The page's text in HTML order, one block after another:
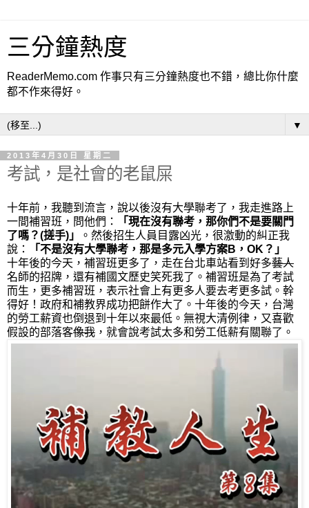
三分鐘熱度
ReaderMemo.com 作事只有三分鐘熱度也不錯，總比你什麼
都不作來得好。
▼
2013年4月30日 星期二
考試，是社會的老鼠屎
十年前，我聽到流言，說以後沒有大學聯考了，我走進路上
一間補習班，問他們：
「現在沒有聯考，那你們不是要關門
了嗎？(搓手)」
。然後招生人員目露凶光，很激動的糾正我
說：
「不是沒有大學聯考，那是多元入學方案B，OK？」
十年後的今天，補習班更多了， 走在台北車站看到好多藝人
名師的招牌， 還有補國文歷史笑死我了。補習班是為了考試
而生，更多補習班，表示社會上有更多人要去考更多試。幹
得好！ 政府和補教界成功把餅作大了 。十年後的今天，台灣
的勞工薪資也倒退到十年以來最低。無視大清例律，又喜歡
假設的部落客像我 ，就會說考試太多和勞工低薪有關聯了。